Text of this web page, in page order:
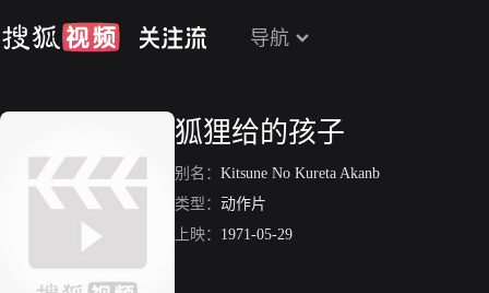
导航
狐狸给的孩子
别名： Kitsune No Kureta Akanb
类型： 动作片
上映： 1971-05-29